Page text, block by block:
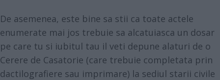
De asemenea, este bine sa stii ca toate actele
enumerate mai jos trebuie sa alcatuiasca un dosar
pe care tu si iubitul tau il veti depune alaturi de o
Cerere de Casatorie (care trebuie completata prin
dactilografiere sau imprimare) la sediul starii civile